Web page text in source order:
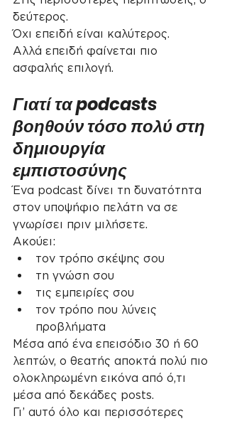
δεύτερος.
Όχι επειδή είναι καλύτερος.
Αλλά επειδή φαίνεται πιο
ασφαλής επιλογή.
Γιατί τα podcasts
βοηθούν τόσο πολύ στη
δημιουργία
εμπιστοσύνης
Ένα podcast δίνει τη δυνατότητα
στον υποψήφιο πελάτη να σε
γνωρίσει πριν μιλήσετε.
Ακούει:
τον τρόπο σκέψης σου
τη γνώση σου
τις εμπειρίες σου
τον τρόπο που λύνεις
προβλήματα
Μέσα από ένα επεισόδιο 30 ή 60
λεπτών, ο θεατής αποκτά πολύ πιο
ολοκληρωμένη εικόνα από ό,τι
μέσα από δεκάδες posts.
Γι’ αυτό όλο και περισσότερες